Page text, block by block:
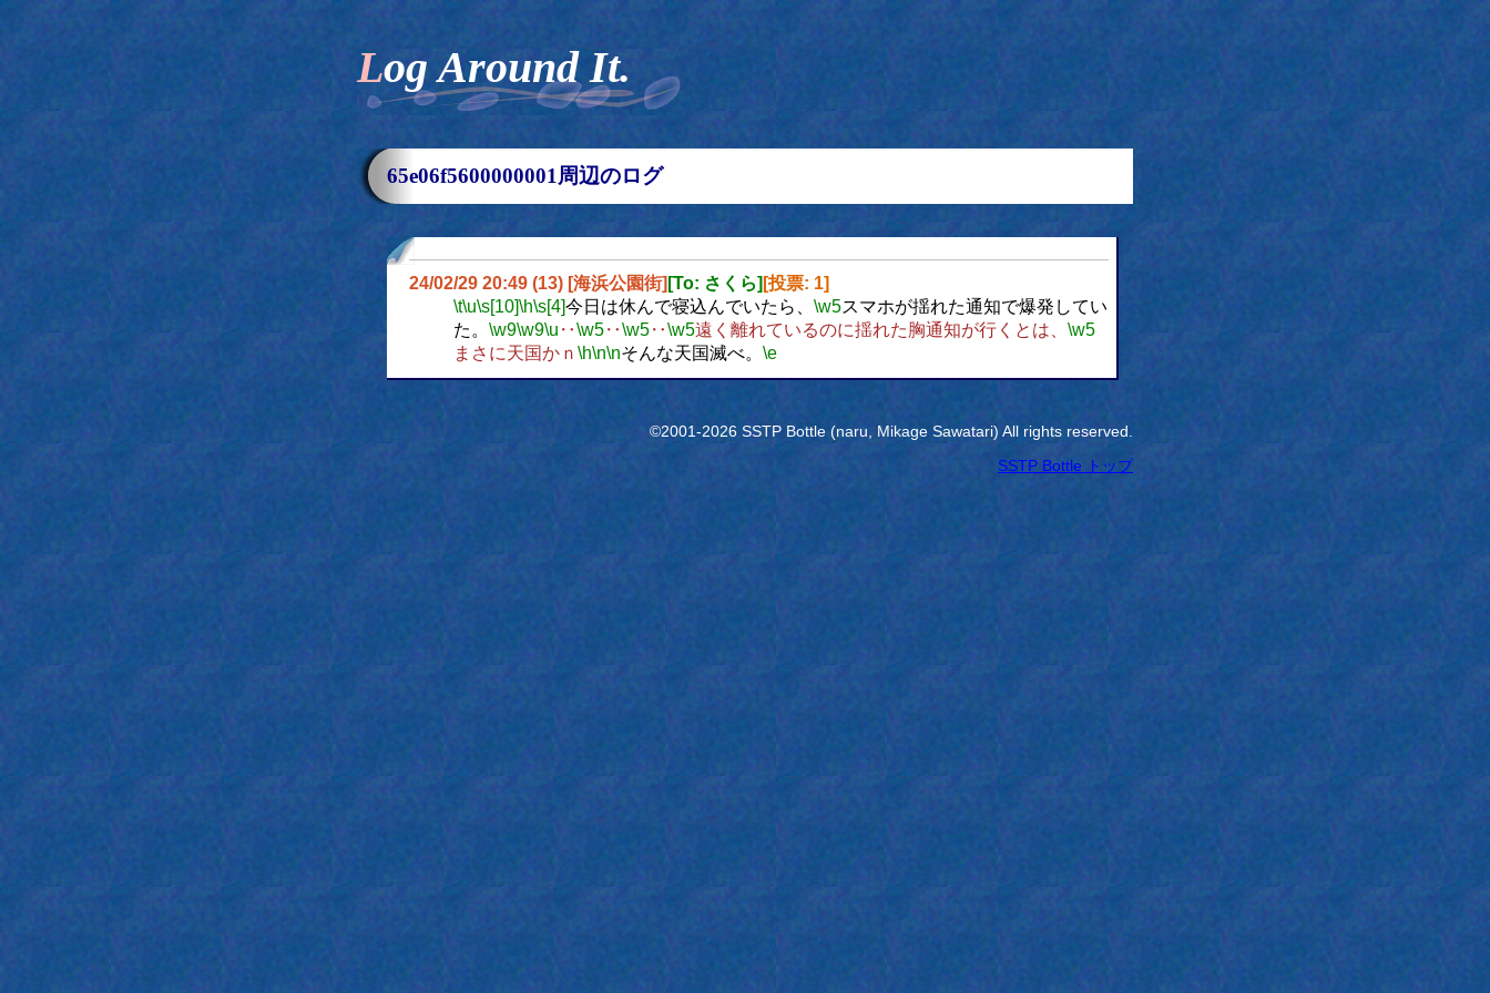
Log Around It.
65e06f5600000001周辺のログ
24/02/29 20:49 (13) [海浜公園街] [To: さくら] [投票: 1]
\t\u\s[10]\h\s[4]今日は休んで寝込んでいたら、 \w5スマホが揺れた通知で爆発してい
た。 \w9\w9\u ‥\w5‥\w5‥\w5遠く離れているのに揺れた胸通知が行くとは、 \w5
まさに天国かｎ \h\n\nそんな天国滅べ。 \e
©2001-2026 SSTP Bottle (naru, Mikage Sawatari) All rights reserved.
SSTP Bottle トップ